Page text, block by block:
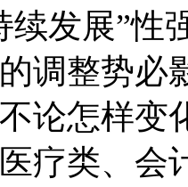
续发展”性
调整势必
论怎样变
疗类、会